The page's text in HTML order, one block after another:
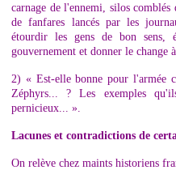
carnage de l'ennemi, silos comblés
de fanfares lancés par les
étourdir les gens de bon sens,
gouvernement et donner le change
2) « Est-elle bonne pour l'armée
Zéphyrs... ? Les exemples
pernicieux... ».
Lacunes et contradictions de
On relève chez maints historiens